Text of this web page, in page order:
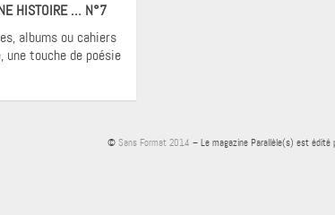
HISTOIRE … N°7
albums ou cahiers
touche de poésie
© Sans Format 2014 – Le magazine Parallèle(s) est édité